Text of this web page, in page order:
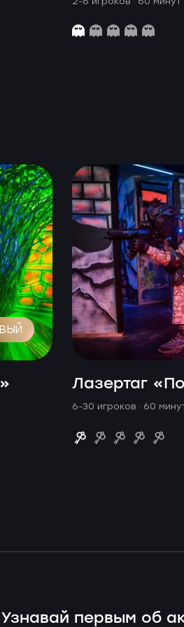
Лазертаг
6-30 игроков · 60
Узнавай первым об